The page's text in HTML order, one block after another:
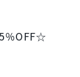
％OFF☆